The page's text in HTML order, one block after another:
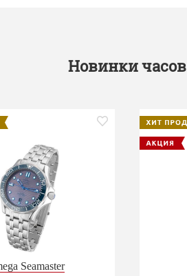
Новинки часов
Seamaster